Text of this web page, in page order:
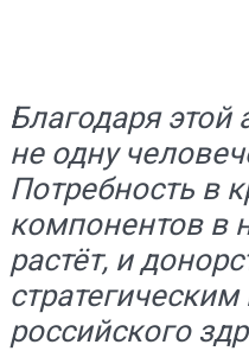
Благодаря
не одну
Потребность в
компонентов в
растёт, и
российского